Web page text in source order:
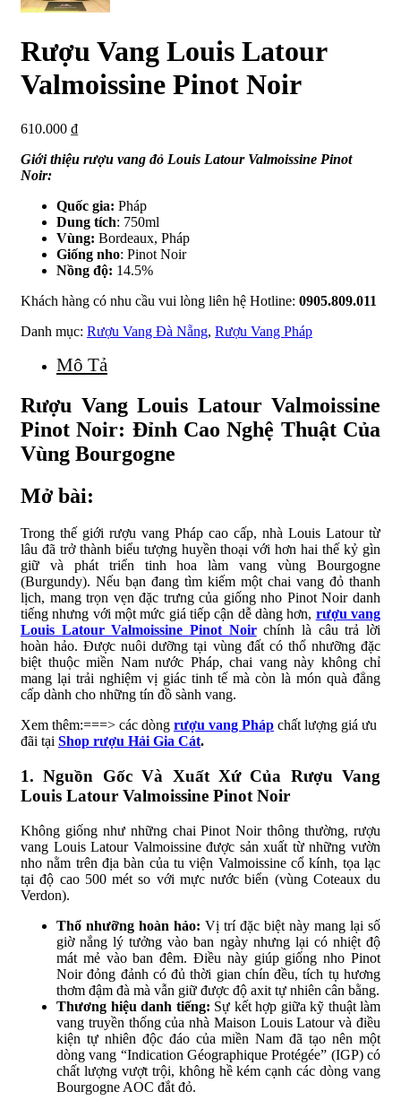
Rượu Vang Louis Latour
Valmoissine Pinot Noir
610.000 ₫
Giới thiệu rượu vang đỏ Louis Latour Valmoissine Pinot
Noir:
Quốc gia: Pháp
Dung tích: 750ml
Vùng: Bordeaux, Pháp
Giống nho: Pinot Noir
Nồng độ: 14.5%
Khách hàng có nhu cầu vui lòng liên hệ Hotline: 0905.809.011
Danh mục: Rượu Vang Đà Nẵng, Rượu Vang Pháp
Mô Tả
Rượu Vang Louis Latour Valmoissine
Pinot Noir: Đỉnh Cao Nghệ Thuật Của
Vùng Bourgogne
Mở bài:
Trong thế giới rượu vang Pháp cao cấp, nhà Louis Latour từ
lâu đã trở thành biểu tượng huyền thoại với hơn hai thế kỷ gìn
giữ và phát triển tinh hoa làm vang vùng Bourgogne
(Burgundy). Nếu bạn đang tìm kiếm một chai vang đỏ thanh
lịch, mang trọn vẹn đặc trưng của giống nho Pinot Noir danh
tiếng nhưng với một mức giá tiếp cận dễ dàng hơn, rượu vang
Louis Latour Valmoissine Pinot Noirchính là câu trả lời
hoàn hảo. Được nuôi dưỡng tại vùng đất có thổ nhưỡng đặc
biệt thuộc miền Nam nước Pháp, chai vang này không chỉ
mang lại trải nghiệm vị giác tinh tế mà còn là món quà đẳng
cấp dành cho những tín đồ sành vang.
Xem thêm:===> các dòng rượu vang Pháp chất lượng giá ưu
đãi tại Shop rượu Hải Gia Cát.
1. Nguồn Gốc Và Xuất Xứ Của Rượu Vang
Louis Latour Valmoissine Pinot Noir
Không giống như những chai Pinot Noir thông thường, rượu
vang Louis Latour Valmoissine được sản xuất từ những vườn
nho nằm trên địa bàn của tu viện Valmoissine cổ kính, tọa lạc
tại độ cao 500 mét so với mực nước biển (vùng Coteaux du
Verdon).
Thổ nhưỡng hoàn hảo: Vị trí đặc biệt này mang lại số
giờ nắng lý tưởng vào ban ngày nhưng lại có nhiệt độ
mát mẻ vào ban đêm. Điều này giúp giống nho Pinot
Noir đỏng đảnh có đủ thời gian chín đều, tích tụ hương
thơm đậm đà mà vẫn giữ được độ axit tự nhiên cân bằng.
Thương hiệu danh tiếng: Sự kết hợp giữa kỹ thuật làm
vang truyền thống của nhà Maison Louis Latour và điều
kiện tự nhiên độc đáo của miền Nam đã tạo nên một
dòng vang “Indication Géographique Protégée” (IGP) có
chất lượng vượt trội, không hề kém cạnh các dòng vang
Bourgogne AOC đắt đỏ.